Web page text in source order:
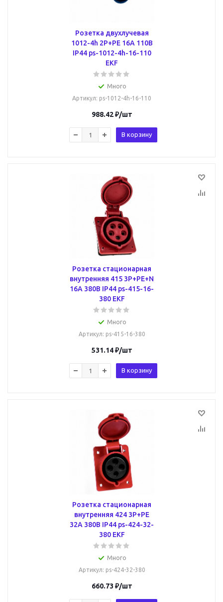
Розетка двухлучевая
1012-4h 2Р+РЕ 16А 110В
IP44 ps-1012-4h-16-110
EKF
Много
Артикул: ps-1012-4h-16-110
988.42₽/шт
В корзину
Розетка стационарная
внутренняя 415 3Р+РЕ+N
16А 380В IP44 ps-415-16-
380 EKF
Много
Артикул: ps-415-16-380
531.14₽/шт
В корзину
Розетка стационарная
внутренняя 424 3Р+РЕ
32А 380В IP44 ps-424-32-
380 EKF
Много
Артикул: ps-424-32-380
660.73 ₽/шт